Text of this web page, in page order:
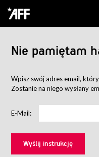
Nie pamiętam
Wpisz swój adres email,
Zostanie na niego wysłany
E-Mail: